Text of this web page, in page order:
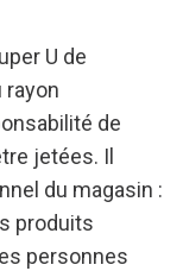
U de
rayon
de
jetées. Il
du magasin :
produits
personnes